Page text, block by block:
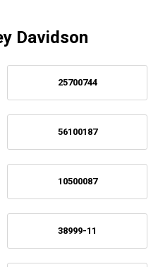
Davidson
25700744
56100187
10500087
38999-11